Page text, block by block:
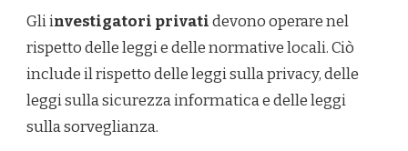
Gli investigatori privatidevono operare nel
rispetto delle leggi e delle normative locali. Ciò
include il rispetto delle leggi sulla privacy, delle
leggi sulla sicurezza informatica e delle leggi
sulla sorveglianza.